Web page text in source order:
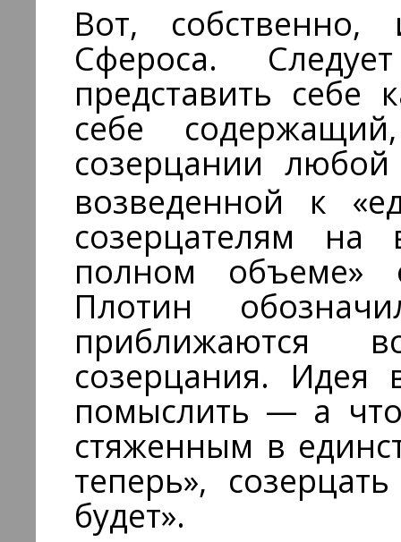
Вот,
Сфероса.
представить себе
себе
созерцании
возведенной к
созерцателям
полном
Плотин
приближаются
созерцания.
помыслить — а
стяженным в
теперь»,
будет».